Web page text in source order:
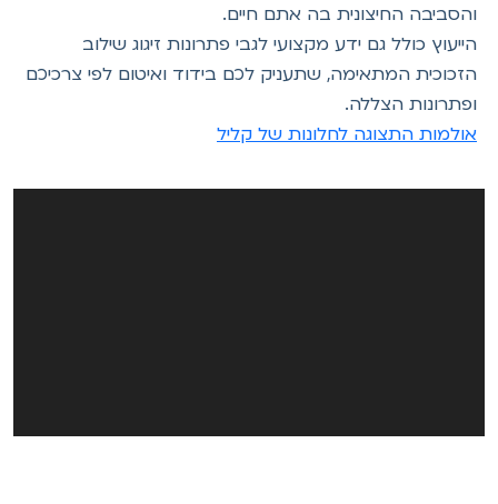
והסביבה החיצונית בה אתם חיים.
הייעוץ כולל גם ידע מקצועי לגבי פתרונות זיגוג שילוב
הזכוכית המתאימה, שתעניק לכם בידוד ואיטום לפי צרכיכם
ופתרונות הצללה.
אולמות התצוגה לחלונות של קליל